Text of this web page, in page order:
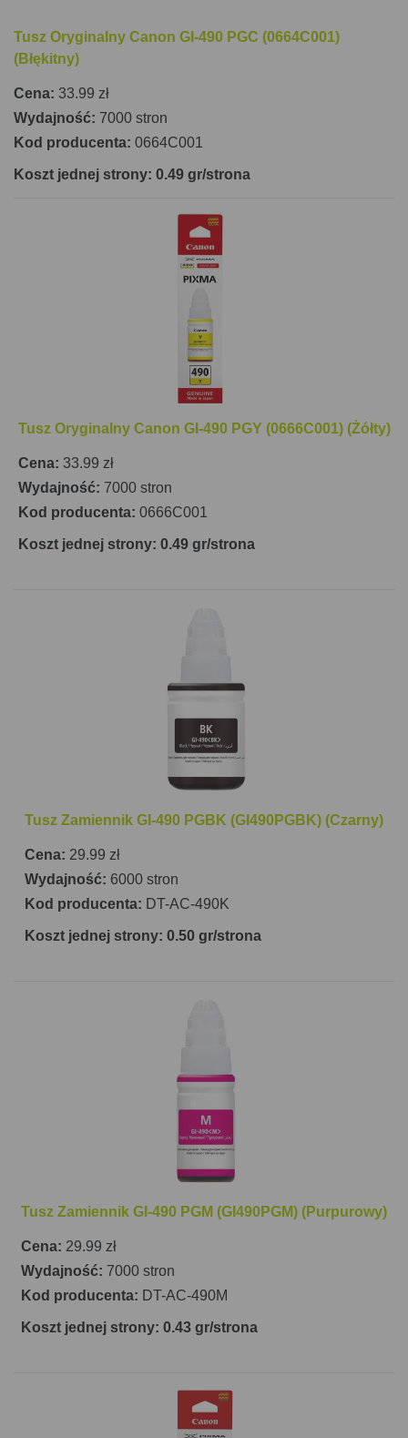
Tusz Oryginalny Canon GI-490 PGC (0664C001)
(Błękitny)
Cena: 33.99 zł
Wydajność: 7000 stron
Kod producenta: 0664C001
Koszt jednej strony: 0.49 gr/strona
Tusz Oryginalny Canon GI-490 PGY (0666C001) (Żółty)
Cena: 33.99 zł
Wydajność: 7000 stron
Kod producenta: 0666C001
Koszt jednej strony: 0.49 gr/strona
Tusz Zamiennik GI-490 PGBK (GI490PGBK) (Czarny)
Cena: 29.99 zł
Wydajność: 6000 stron
Kod producenta: DT-AC-490K
Koszt jednej strony: 0.50 gr/strona
Tusz Zamiennik GI-490 PGM (GI490PGM) (Purpurowy)
Cena: 29.99 zł
Wydajność: 7000 stron
Kod producenta: DT-AC-490M
Koszt jednej strony: 0.43 gr/strona